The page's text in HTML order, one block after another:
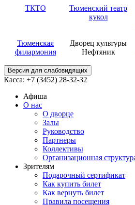
ТКТО
Тюменский театр
кукол
Тюменская
филармония
Дворец культуры
Нефтяник
Версия для слабовидящих
Касса: +7 (3452) 28-32-32
Афиша
О нас
О дворце
Залы
Руководство
Партнеры
Коллективы
Организационная
Зрителям
Подарочный сертификат
Как купить билет
Как вернуть билет
Правила посещения